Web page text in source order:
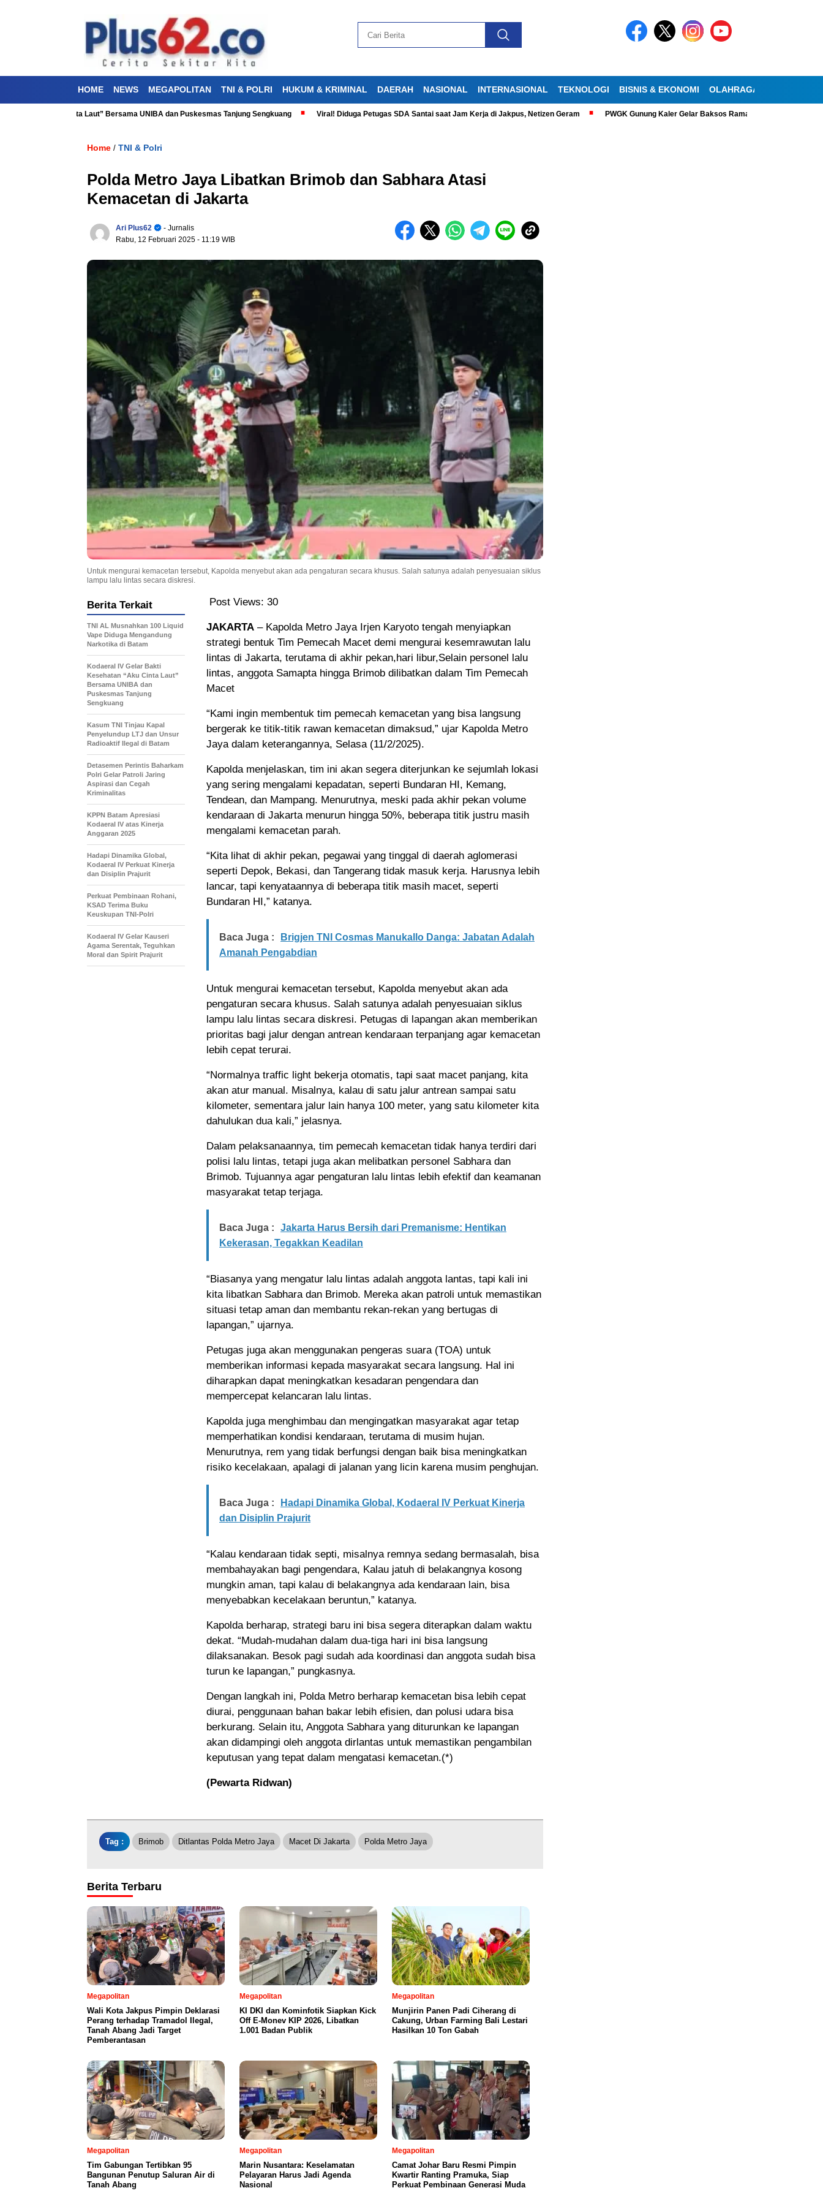
HOME NEWS MEGAPOLITAN TNI & POLRI HUKUM & KRIMINAL DAERAH NASIONAL INTERNASIONAL TEKNOLOGI BISNIS & EKONOMI OLAHRAGA
“Aku Cinta Laut” Bersama UNIBA dan Puskesmas Tanjung Sengkuang Viral! Diduga Petugas SDA Santai saat Jam Kerja di Jakpus, Netizen Geram PWGK Gunung Kaler Gelar Baksos Ramadan, Bantu Lansia
Home / TNI & Polri
Polda Metro Jaya Libatkan Brimob dan Sabhara Atasi
Kemacetan di Jakarta
Ari Plus62
- Jurnalis
Rabu, 12 Februari 2025 - 11:19 WIB
Untuk mengurai kemacetan tersebut, Kapolda menyebut akan ada pengaturan secara khusus. Salah satunya adalah penyesuaian siklus
lampu lalu lintas secara diskresi.
Post Views: 30
JAKARTA – Kapolda Metro Jaya Irjen Karyoto tengah menyiapkan
strategi bentuk Tim Pemecah Macet demi mengurai kesemrawutan lalu
lintas di Jakarta, terutama di akhir pekan,hari libur,Selain personel lalu
lintas, anggota Samapta hingga Brimob dilibatkan dalam Tim Pemecah
Macet
“Kami ingin membentuk tim pemecah kemacetan yang bisa langsung
bergerak ke titik-titik rawan kemacetan dimaksud,” ujar Kapolda Metro
Jaya dalam keterangannya, Selasa (11/2/2025).
Kapolda menjelaskan, tim ini akan segera diterjunkan ke sejumlah lokasi
yang sering mengalami kepadatan, seperti Bundaran HI, Kemang,
Tendean, dan Mampang. Menurutnya, meski pada akhir pekan volume
kendaraan di Jakarta menurun hingga 50%, beberapa titik justru masih
mengalami kemacetan parah.
“Kita lihat di akhir pekan, pegawai yang tinggal di daerah aglomerasi
seperti Depok, Bekasi, dan Tangerang tidak masuk kerja. Harusnya lebih
lancar, tapi kenyataannya di beberapa titik masih macet, seperti
Bundaran HI,” katanya.
Baca Juga :
Brigjen TNI Cosmas Manukallo Danga: Jabatan Adalah
Amanah Pengabdian
Untuk mengurai kemacetan tersebut, Kapolda menyebut akan ada
pengaturan secara khusus. Salah satunya adalah penyesuaian siklus
lampu lalu lintas secara diskresi. Petugas di lapangan akan memberikan
prioritas bagi jalur dengan antrean kendaraan terpanjang agar kemacetan
lebih cepat terurai.
“Normalnya traffic light bekerja otomatis, tapi saat macet panjang, kita
akan atur manual. Misalnya, kalau di satu jalur antrean sampai satu
kilometer, sementara jalur lain hanya 100 meter, yang satu kilometer kita
dahulukan dua kali,” jelasnya.
Dalam pelaksanaannya, tim pemecah kemacetan tidak hanya terdiri dari
polisi lalu lintas, tetapi juga akan melibatkan personel Sabhara dan
Brimob. Tujuannya agar pengaturan lalu lintas lebih efektif dan keamanan
masyarakat tetap terjaga.
Baca Juga :
Jakarta Harus Bersih dari Premanisme: Hentikan
Kekerasan, Tegakkan Keadilan
“Biasanya yang mengatur lalu lintas adalah anggota lantas, tapi kali ini
kita libatkan Sabhara dan Brimob. Mereka akan patroli untuk memastikan
situasi tetap aman dan membantu rekan-rekan yang bertugas di
lapangan,” ujarnya.
Petugas juga akan menggunakan pengeras suara (TOA) untuk
memberikan informasi kepada masyarakat secara langsung. Hal ini
diharapkan dapat meningkatkan kesadaran pengendara dan
mempercepat kelancaran lalu lintas.
Kapolda juga menghimbau dan mengingatkan masyarakat agar tetap
memperhatikan kondisi kendaraan, terutama di musim hujan.
Menurutnya, rem yang tidak berfungsi dengan baik bisa meningkatkan
risiko kecelakaan, apalagi di jalanan yang licin karena musim penghujan.
Baca Juga :
Hadapi Dinamika Global, Kodaeral IV Perkuat Kinerja
dan Disiplin Prajurit
“Kalau kendaraan tidak septi, misalnya remnya sedang bermasalah, bisa
membahayakan bagi pengendara, Kalau jatuh di belakangnya kosong
mungkin aman, tapi kalau di belakangnya ada kendaraan lain, bisa
menyebabkan kecelakaan beruntun,” katanya.
Kapolda berharap, strategi baru ini bisa segera diterapkan dalam waktu
dekat. “Mudah-mudahan dalam dua-tiga hari ini bisa langsung
dilaksanakan. Besok pagi sudah ada koordinasi dan anggota sudah bisa
turun ke lapangan,” pungkasnya.
Dengan langkah ini, Polda Metro berharap kemacetan bisa lebih cepat
diurai, penggunaan bahan bakar lebih efisien, dan polusi udara bisa
berkurang. Selain itu, Anggota Sabhara yang diturunkan ke lapangan
akan didampingi oleh anggota dirlantas untuk memastikan pengambilan
keputusan yang tepat dalam mengatasi kemacetan.(*)
(Pewarta Ridwan)
Berita Terkait
TNI AL Musnahkan 100 Liquid
Vape Diduga Mengandung
Narkotika di Batam
Kodaeral IV Gelar Bakti
Kesehatan “Aku Cinta Laut”
Bersama UNIBA dan
Puskesmas Tanjung
Sengkuang
Kasum TNI Tinjau Kapal
Penyelundup LTJ dan Unsur
Radioaktif Ilegal di Batam
Detasemen Perintis Baharkam
Polri Gelar Patroli Jaring
Aspirasi dan Cegah
Kriminalitas
KPPN Batam Apresiasi
Kodaeral IV atas Kinerja
Anggaran 2025
Hadapi Dinamika Global,
Kodaeral IV Perkuat Kinerja
dan Disiplin Prajurit
Perkuat Pembinaan Rohani,
KSAD Terima Buku
Keuskupan TNI-Polri
Kodaeral IV Gelar Kauseri
Agama Serentak, Teguhkan
Moral dan Spirit Prajurit
Tag : Brimob Ditlantas Polda Metro Jaya Macet Di Jakarta Polda Metro Jaya
Berita Terbaru
Megapolitan
Wali Kota Jakpus Pimpin Deklarasi
Perang terhadap Tramadol Ilegal,
Tanah Abang Jadi Target
Pemberantasan
Megapolitan
KI DKI dan Kominfotik Siapkan Kick
Off E-Monev KIP 2026, Libatkan
1.001 Badan Publik
Megapolitan
Munjirin Panen Padi Ciherang di
Cakung, Urban Farming Bali Lestari
Hasilkan 10 Ton Gabah
Megapolitan
Tim Gabungan Tertibkan 95
Bangunan Penutup Saluran Air di
Tanah Abang
Megapolitan
Marin Nusantara: Keselamatan
Pelayaran Harus Jadi Agenda
Nasional
Megapolitan
Camat Johar Baru Resmi Pimpin
Kwartir Ranting Pramuka, Siap
Perkuat Pembinaan Generasi Muda